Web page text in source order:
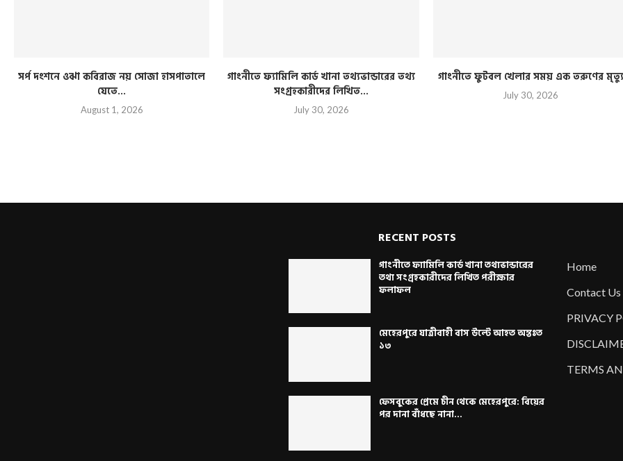
সর্প দংশনে ওঝা কবিরাজ নয় সোজা হাসপাতালে
যেতে...
August 1, 2026
গাংনীতে ফ্যামিলি কার্ড খানা তথ্যভান্ডারের তথ্য
সংগ্রহকারীদের লিখিত...
July 30, 2026
গাংনীতে ফুটবল খেলার সময় এক তরুণের মৃত্যু
July 30, 2026
RECENT POSTS
গাংনীতে ফ্যামিলি কার্ড খানা তথ্যভান্ডারের
তথ্য সংগ্রহকারীদের লিখিত পরীক্ষার
ফলাফল
মেহেরপুরে যাত্রীবাহী বাস উল্টে আহত অন্তঃত
১৩
ফেসবুকের প্রেমে চীন থেকে মেহেরপুরে: বিয়ের
পর দানা বাঁধছে নানা...
Home
Contact Us
PRIVACY
TERMS